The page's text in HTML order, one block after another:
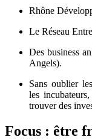
Rhône
Le Réseau
Des business
Angels).
Sans oublier
les
trouver des
Focus : être